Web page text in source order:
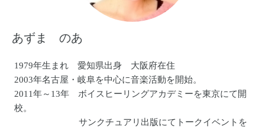
あずま のあ
1979年生まれ 愛知県出身 大阪府在住
2003年名古屋・岐阜を中心に音楽活動を開始。
2011年～13年 ボイスヒーリングアカデミーを東京にて開
校。
サンクチュアリ出版にてトークイベントを